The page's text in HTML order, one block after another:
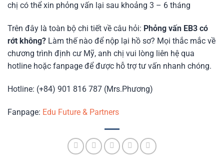
chị có thể xin phỏng vấn lại sau khoảng 3 – 6 tháng
Trên đây là toàn bộ chi tiết về câu hỏi: Phỏng vấn EB3 có
rớt không? Làm thế nào để nộp lại hồ sơ? Mọi thắc mắc về
chương trình định cư Mỹ, anh chị vui lòng liên hệ qua
hotline hoặc fanpage để được hỗ trợ tư vấn nhanh chóng.
Hotline: (+84) 901 816 787 (Mrs.Phương)
Fanpage: Edu Future & Partners